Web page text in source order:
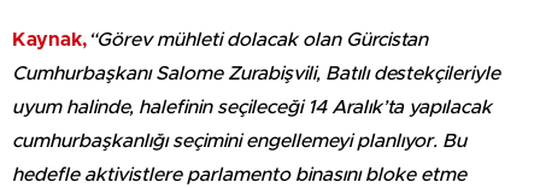
Kaynak, “Görev mühleti dolacak olan Gürcistan
Cumhurbaşkanı Salome Zurabişvili, Batılı destekçileriyle
uyum halinde, halefinin seçileceği 14 Aralık’ta yapılacak
cumhurbaşkanlığı seçimini engellemeyi planlıyor. Bu
hedefle aktivistlere parlamento binasını bloke etme